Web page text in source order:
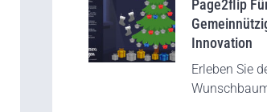
Page2flip
Innovation
Erleben Sie